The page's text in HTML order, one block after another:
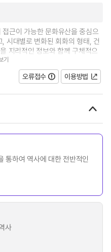
근이 가능한 문화유산을 중심으
시대별로 변화된 회화의 형태, 건
지리적인 정보와 함께 구체적으
기
오류접수 이용방법
통하여 역사에 대한 전반적인
사